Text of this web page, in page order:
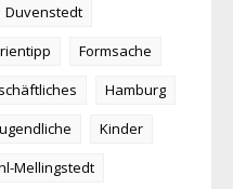
Duvenstedt
Formsache
Hamburg
Kinder
Mellingstedt